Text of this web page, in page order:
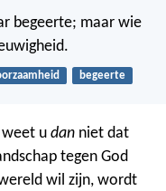
begeerte; maar wie
begeerte
weet u dan niet dat
tegen God
wil zijn, wordt